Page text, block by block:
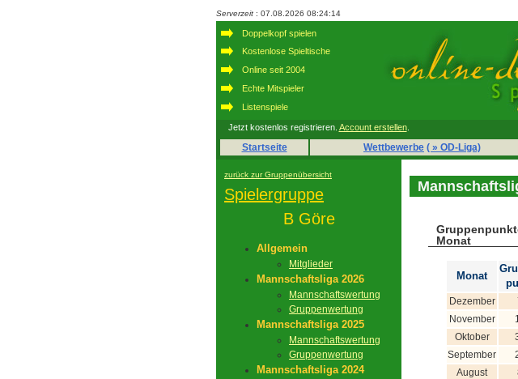
Serverzeit : 07.08.2026 08:24:14
Doppelkopf spielen
Kostenlose Spieltische
Online seit 2004
Echte Mitspieler
Listenspiele
Jetzt kostenlos registrieren. Account erstellen.
Startseite Wettbewerbe ( » OD-Liga)
zurück zur Gruppenübersicht
Spielergruppe
B Göre
Allgemein
Mitglieder
Mannschaftsliga 2026
Mannschaftswertung
Gruppenwertung
Mannschaftsliga 2025
Mannschaftswertung
Gruppenwertung
Mannschaftsliga 2024
Monat
Monat
Dezember
November
Oktober
September
August